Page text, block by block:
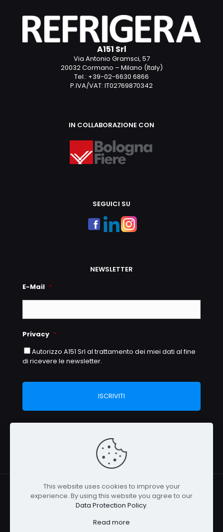
A151 Srl
Via Antonio Gramsci, 57
20032 Cormano – Milano (Italy)
Tel.: +39-02-6630 6866
P.IVA/VAT: IT02769870342
IN COLLABORAZIONE CON
SEGUICI SU
NEWSLETTER
E-Mail *
Privacy *
Autorizzo A151 Srl al trattamento dei miei dati al fine
di ricevere le newsletter.
A151 Srl.All Rights Reserved |
This website uses cookies to improve your
experience. By using this website you agree to our
Data Protection Policy.
Read more